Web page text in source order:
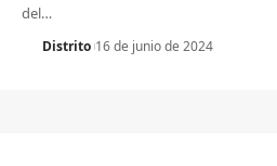
del…
Distrito 16 de junio de 2024